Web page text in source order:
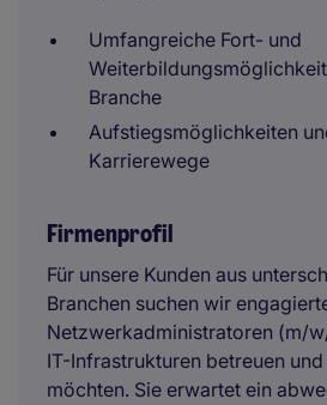
Umfangreiche Fort- und
Branche
Aufstiegsmöglichkeiten
Karrierewege
Firmenprofil
Für unsere Kunden aus
Branchen suchen wir
Netzwerkadministratoren (m/
IT-Infrastrukturen betreuen
möchten. Sie erwartet ein